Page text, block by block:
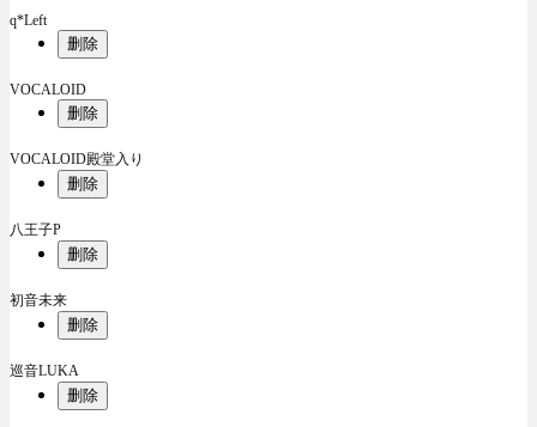
q*Left
删除
VOCALOID
删除
VOCALOID殿堂入り
删除
八王子P
删除
初音未来
删除
巡音LUKA
删除